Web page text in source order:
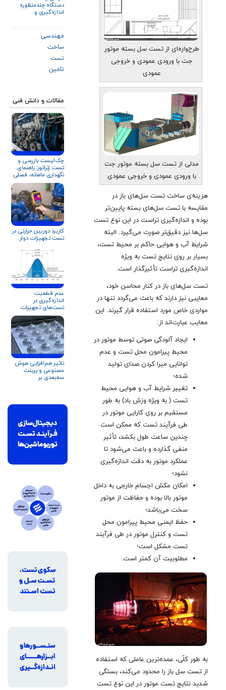
طرح‌واره‌ای از تست سل بسته موتور
جت با ورودی عمودی و خروجی
عمودی
مدلی از تست سل بسته موتور جت
با ورودی عمودی و خروجی عمودی
هزینه‌ی ساخت تست سل‌های باز در
مقایسه با تست سل‌های بسته پایین‌تر
بوده و اندازه‌گیری تراست در این نوع تست
سل‌ها نیز دقیق‌تر صورت می‌گیرد. البته
شرایط آب و هوایی حاکم بر محیط تست،
بسیار بر روی نتایج تست به ویژه
اندازه‌گیری تراست تأثیرگذار است.
تست سل‌های باز در کنار محاسن خود،
معایبی نیز دارند که باعث می‌گردد تنها در
مواردی خاص مورد استفاده قرار گیرند. این
معایب عبارت‌اند از:
ایجاد آلودگی صوتی توسط موتور در
محیط پیرامون محل تست و عدم
توانایی میرا کردن صدای تولید
شده؛
تغییر شرایط آب و هوایی محیط
تست ( به ویژه وزش باد) به طور
مستقیم بر روی کارایی موتور در
طی فرآیند تست که ممکن است
چندین ساعت طول بکشد، تأثیر
منفی گذارده و باعث می‌شود تا
عملکرد موتور به دقت اندازه‌گیری
نشود؛
امکان مکش اجسام خارجی به داخل
موتور بالا بوده و حفاظت از موتور
سخت می‌باشد؛
حفظ ایمنی محیط پیرامون محل
تست و کنترل موتور در طی فرآیند
تست مشکل است؛
مطلوبیت آن کمتر است.
به طور کلّی، عمده‌ترین عاملی که استفاده
از تست سل باز را محدود می‌کند، بستگی
شدید نتایج تست موتور در این نوع تست
دستگاه چندمنظوره
اندازه‌گیری و
تجهیزات دوار
مهندسی
ساخت
تست
تامین
مقالات و دانش فنی
چک‌لیست بازرسی و
تست ژنراتور: راهنمای
نگهداری ماهانه، فصلی
و سالانه
کاربرد دوربین حرارتی در
تست تجهیزات دوار
عدم قطعیت
اندازه‌گیری در
تست‌های تجهیزات
دوار و توربوماشین‌ها:
چالش‌ها، روش‌ها و
استانداردها
تاثیر هم‌افزایی هوش
مصنوعی و پرینت
سه‌بعدی بر